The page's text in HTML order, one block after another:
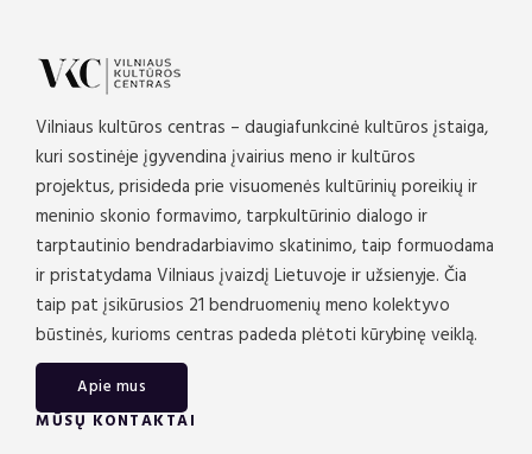
Vilniaus kultūros centras – daugiafunkcinė kultūros įstaiga,
kuri sostinėje įgyvendina įvairius meno ir kultūros
projektus, prisideda prie visuomenės kultūrinių poreikių ir
meninio skonio formavimo, tarpkultūrinio dialogo ir
tarptautinio bendradarbiavimo skatinimo, taip formuodama
ir pristatydama Vilniaus įvaizdį Lietuvoje ir užsienyje. Čia
taip pat įsikūrusios 21 bendruomenių meno kolektyvo
būstinės, kurioms centras padeda plėtoti kūrybinę veiklą.
Apie mus
MŪSŲ KONTAKTAI